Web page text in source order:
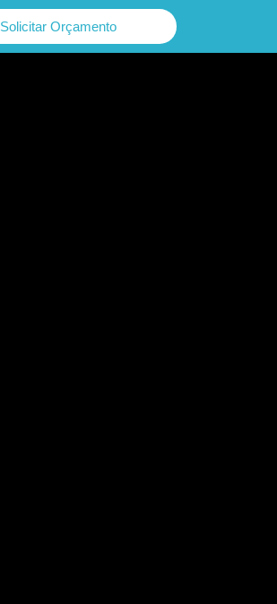
Solicitar Orçamento